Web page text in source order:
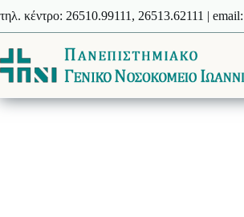
στο
περιεχόμενο
τηλ. κέντρο: 26510.99111, 26513.62111 | email: